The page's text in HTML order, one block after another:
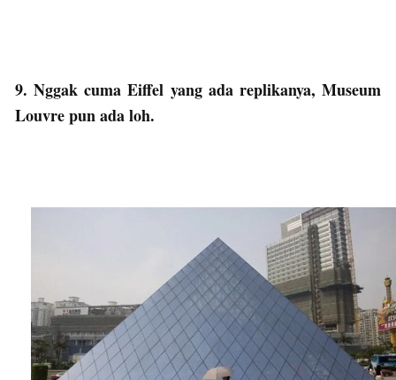
9. Nggak cuma Eiffel yang ada replikanya, Museum
Louvre pun ada loh.